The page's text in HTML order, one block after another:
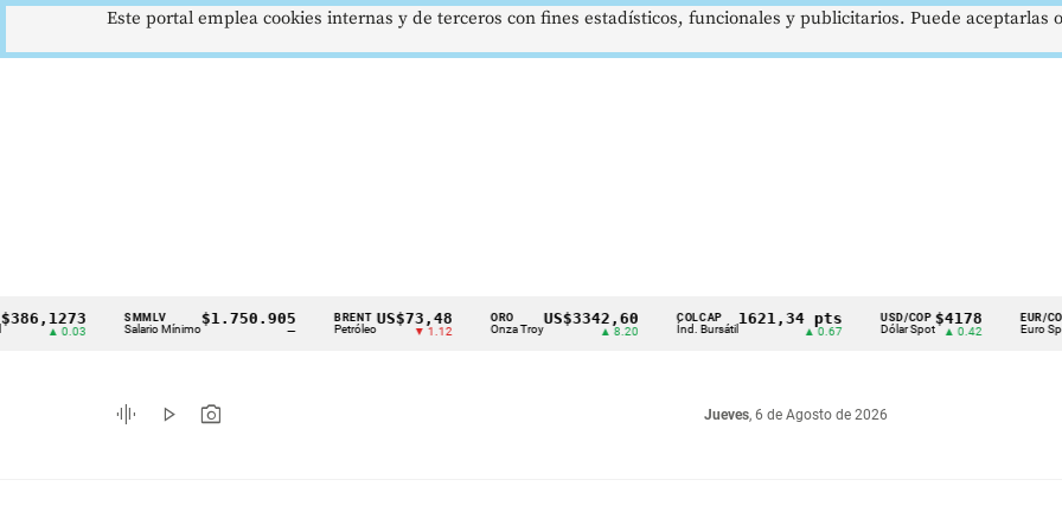
Cintillo
indicadores
económicos
▲ 0.03
SMMLV
Salario Mínimo
$1.750.905 BRENT
Petróleo
US$73,48
▼ 1.12
ORO
Onza Troy
US$3342,60 COLCAP
Índ. Bursátil
1621,34 pts USD/COP
Dólar Spot
$4178
▲ 0.42
EUR/COP
Euro Spot
graphic_eq play_arrow photo_camera Jueves, 6 de Agosto de 2026
Este portal emplea cookies internas y de terceros con fines estadísticos, funcionales y publicitarios. Puede aceptarlas